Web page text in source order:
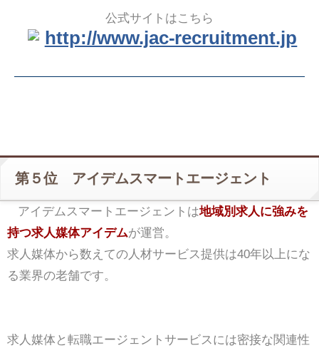
公式サイトはこちら
http://www.jac-recruitment.jp
第５位 アイデムスマートエージェント
アイデムスマートエージェントは地域別求人に強みを
持つ求人媒体アイデムが運営。
求人媒体から数えての人材サービス提供は40年以上にな
る業界の老舗です。
求人媒体と転職エージェントサービスには密接な関連性